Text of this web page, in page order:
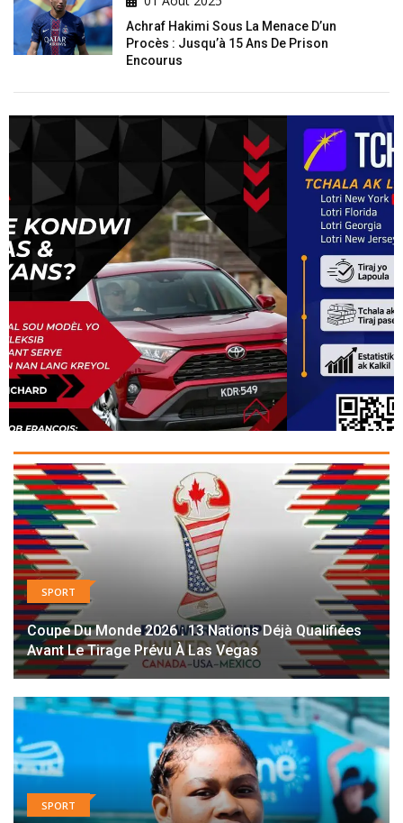
Achraf Hakimi Sous La Menace D’un
Procès : Jusqu’à 15 Ans De Prison
Encourus
SPORT
Coupe Du Monde 2026 : 13 Nations Déjà Qualifiées
Avant Le Tirage Prévu À Las Vegas
SPORT